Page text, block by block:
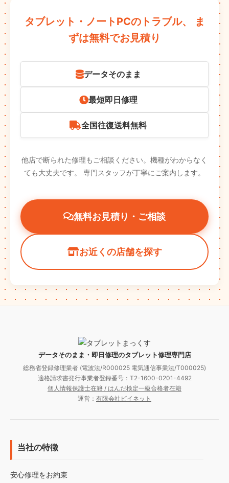
タブレット・ノートPCのトラブル、
ま
ずは無料でお見積り
データそのまま
最短即日修理
全国往復送料無料
他店で断られた修理もご相談ください。機種がわからなく
ても大丈夫です。
専門スタッフが丁寧にご案内します。
無料お見積り・ご相談
お近くの店舗を探す
データそのまま・即日修理のタブレット修理専門店
総務省登録修理業者 (電波法/R000025 電気通信事業法/T000025)
適格請求書発行事業者登録番号：T2-1600-0201-4492
個人情報保護士在籍 / はんだ検定一級合格者在籍
運営： 有限会社ビイネット
当社の特徴
安心修理をお約束